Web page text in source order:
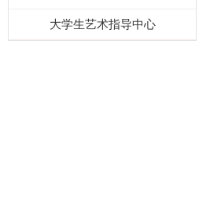
大学生艺术指导中心